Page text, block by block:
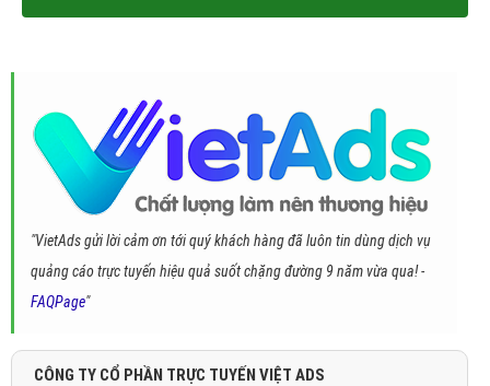
"VietAds gửi lời cảm ơn tới quý khách hàng đã luôn tin dùng dịch vụ
quảng cáo trực tuyến hiệu quả suốt chặng đường 9 năm vừa qua! -
FAQPage"
CÔNG TY CỔ PHẦN TRỰC TUYẾN VIỆT ADS